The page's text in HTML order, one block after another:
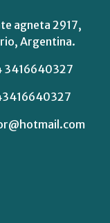
agneta 2917,
Argentina.
3416640327